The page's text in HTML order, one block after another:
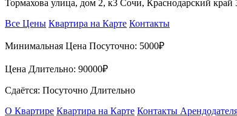
Тормахова улица, дом 2, к3 Сочи, Краснодарский край
Все Цены Квартира на Карте Контакты
Минимальная Цена Посуточно: 5000₽
Цена Длительно: 90000₽
Сдаётся: Посуточно Длительно
О Квартире Квартира на Карте Контакты